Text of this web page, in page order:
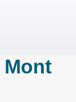
Mont